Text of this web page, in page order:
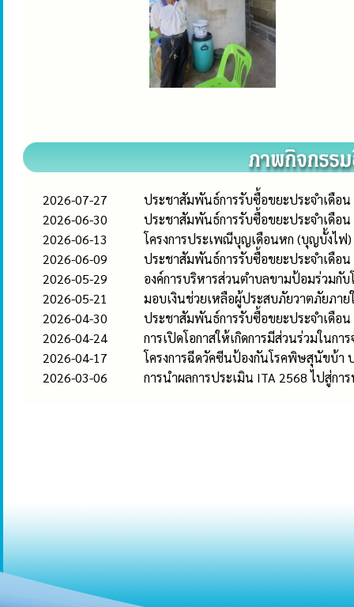
2026-07-27
ประชาสัมพันธ์การรับซื้อขยะประจำเดือ
2026-06-30
ประชาสัมพันธ์การรับซื้อขยะประจำเดือ
2026-06-13
โครงการประเพณีบุญเดือนหก (บุญบั้งไฟ
2026-06-09
ประชาสัมพันธ์การรับซื้อขยะประจำเดือ
2026-05-29
องค์การบริหารส่วนตำบลขามป้อมร่วมกั
2026-05-21
มอบเงินช่วยเหลือผู้ประสบภัยวาตภัยภา
2026-04-30
ประชาสัมพันธ์การรับซื้อขยะประจำเดือ
2026-04-24
การเปิดโอกาสให้เกิดการมีส่วนร่วมใน
2026-04-17
โครงการฉีดวัคซีนป้องกันโรคพิษสุนัขบ้า
2026-03-06
การนำผลการประเมิน ITA 2568 ไปสู่กา